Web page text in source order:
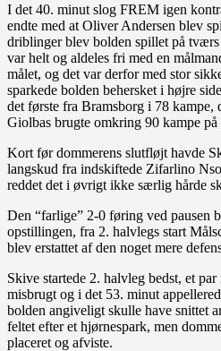
I det 40. minut slog FREM igen
endte med at Oliver Andersen blev
driblinger blev bolden spillet på
var helt og aldeles fri med en
målet, og det var derfor med stor
sparkede bolden behersket i højre
det første fra Bramsborg i 78 kampe,
Giolbas brugte omkring 90 kampe på
Kort før dommerens slutfløjt havde
langskud fra indskiftede Zifarlino
reddet det i øvrigt ikke særlig hårde
Den “farlige” 2-0 føring ved pausen
opstillingen, fra 2. halvlegs start
blev erstattet af den noget mere
Skive startede 2. halvleg bedst, et
misbrugt og i det 53. minut
bolden angiveligt skulle have snittet
feltet efter et hjørnespark, men
placeret og afviste.